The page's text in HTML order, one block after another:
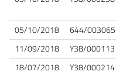
05/10/2018 644/003065
11/09/2018
Y38/000113
18/07/2018
Y38/000214